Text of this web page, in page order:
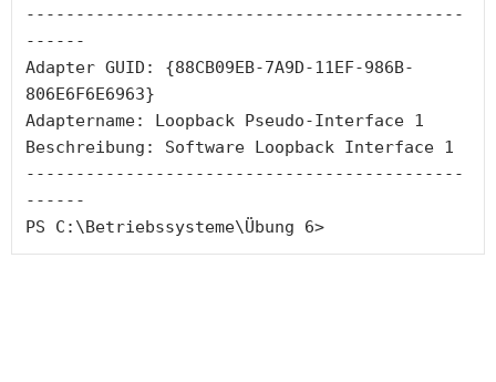
--------------------------------------------
------
Adapter GUID: {88CB09EB-7A9D-11EF-986B-
806E6F6E6963}
Adaptername: Loopback Pseudo-Interface 1
Beschreibung: Software Loopback Interface 1
--------------------------------------------
------
PS C:\Betriebssysteme\Übung 6>